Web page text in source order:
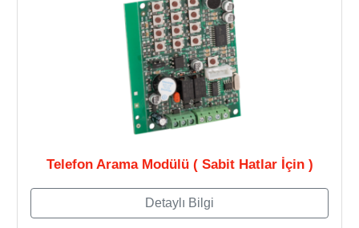
Telefon Arama Modülü ( Sabit Hatlar İçin )
Detaylı Bilgi